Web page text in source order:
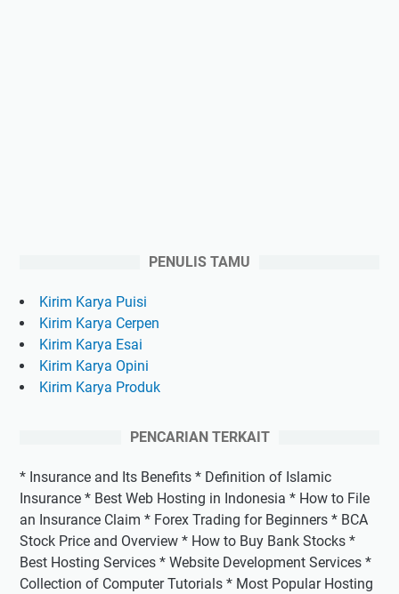
PENULIS TAMU
Kirim Karya Puisi
Kirim Karya Cerpen
Kirim Karya Esai
Kirim Karya Opini
Kirim Karya Produk
PENCARIAN TERKAIT
* Insurance and Its Benefits * Definition of Islamic
Insurance * Best Web Hosting in Indonesia * How to File
an Insurance Claim * Forex Trading for Beginners * BCA
Stock Price and Overview * How to Buy Bank Stocks *
Best Hosting Services * Website Development Services *
Collection of Computer Tutorials * Most Popular Hosting